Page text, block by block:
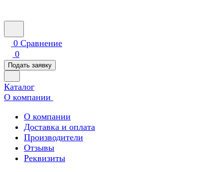
0 Сравнение
0
Подать заявку
Каталог
О компании
О компании
Доставка и оплата
Производители
Отзывы
Реквизиты